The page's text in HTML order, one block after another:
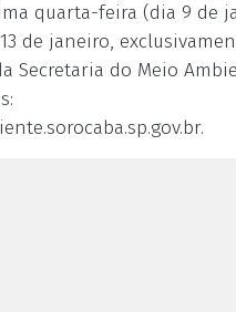
quarta-feira (dia 9 de
de janeiro,
Secretaria do Meio